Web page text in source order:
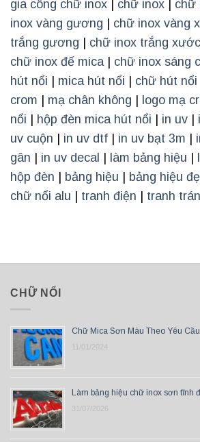
gia công chữ inox chữ inox chữ
inox vàng gương | chữ inox vàng
trắng gương | chữ inox trắng xước
chữ inox đế mica | chữ inox sáng
hút nổi | mica hút nổi | chữ hút nổi
crom | mạ chân không | logo mạ
nổi | hộp đèn mica hút nổi | in uv |
uv cuộn | in uv dtf | in uv bạt 3m |
gân | in uv decal | làm bảng hiệu |
hộp đèn | bảng hiệu | bảng hiệu
chữ nổi alu | tranh điện | tranh
CHỮ NỔI
Chữ Mica Sơn Màu Theo Yêu
11/01/2024
Làm bảng hiệu chữ inox sơn tĩnh
31/07/2026